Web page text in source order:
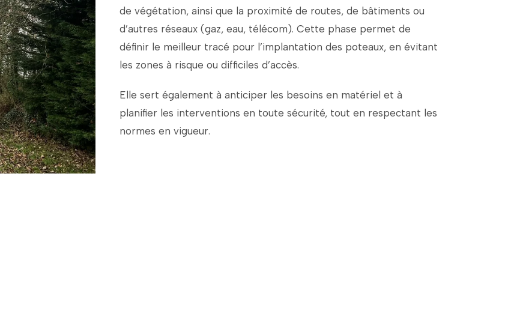
de végétation, ainsi que la proximité de routes, de bâtiments ou
d’autres réseaux (gaz, eau, télécom). Cette phase permet de
définir le meilleur tracé pour l’implantation des poteaux, en évitant
les zones à risque ou difficiles d’accès.
Elle sert également à anticiper les besoins en matériel et à
planifier les interventions en toute sécurité, tout en respectant les
normes en vigueur.